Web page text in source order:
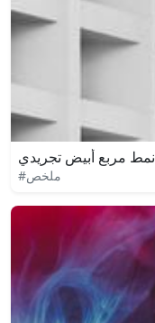
نمط مربع أبيض تجريدي
#ملخص